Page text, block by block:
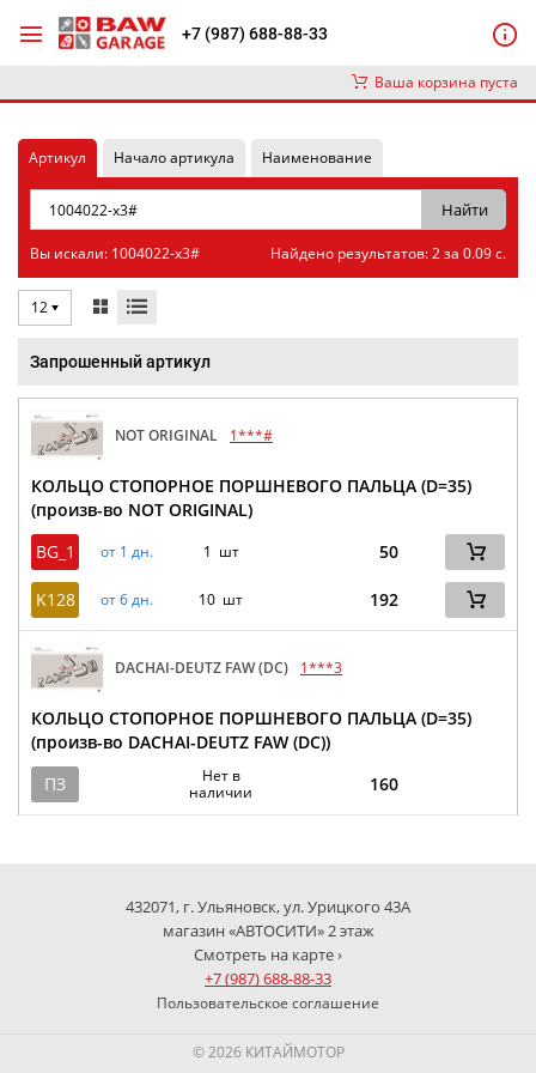
+7 (987) 688-88-33
Ваша корзина пуста
Артикул Начало артикула Наименование
Вы искали: 1004022-x3# Найдено результатов: 2 за 0.09 с.
12
Запрошенный артикул
NOT ORIGINAL 1***#
КОЛЬЦО СТОПОРНОЕ ПОРШНЕВОГО ПАЛЬЦА (D=35)
(произв-во NOT ORIGINAL)
BG_1
от 1 дн. 1 шт 50
K128 от 6 дн. 10 шт 192
DACHAI-DEUTZ FAW (DC) 1***3
КОЛЬЦО СТОПОРНОЕ ПОРШНЕВОГО ПАЛЬЦА (D=35)
(произв-во DACHAI-DEUTZ FAW (DC))
ПЗ
Нет в
наличии
160
432071, г. Ульяновск, ул. Урицкого 43А
магазин «АВТОСИТИ» 2 этаж
Смотреть на карте ›
+7 (987) 688-88-33
Пользовательское соглашение
© 2026 КИТАЙМОТОР